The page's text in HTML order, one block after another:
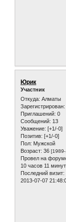
Юрик
Участник
Откуда: Алматы
Зарегистрирован
Приглашений: 0
Сообщений: 13
Уважение: [+1/-0]
Позитив: [+1/-0]
Пол: Мужской
Возраст: 36
Провел на
10 часов 11 минут
Последний визит:
2013-07-07